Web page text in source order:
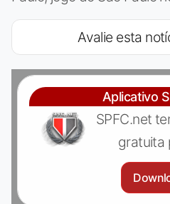
Avalie esta
Aplicativo
SPFC.net
gratuita